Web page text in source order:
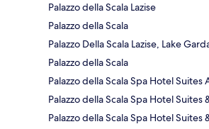
Palazzo della Scala Lazise
Palazzo della Scala
Palazzo Della Scala Lazise, Lake
Palazzo della Scala
Palazzo della Scala Spa Hotel Suites
Palazzo della Scala Spa Hotel
Palazzo della Scala Spa Hotel Suites